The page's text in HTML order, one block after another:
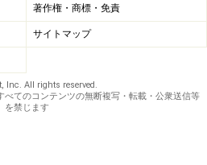
著作権・商標・免責
サイトマップ
Inc. All rights reserved.
てのコンテンツの無断複写・転載・公衆送信等
を禁じます